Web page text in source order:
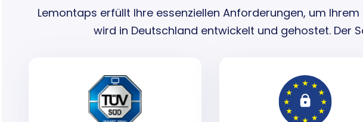
Lemontaps erfüllt Ihre essenziellen Anforderungen, um
wird in Deutschland entwickelt und gehostet. Der